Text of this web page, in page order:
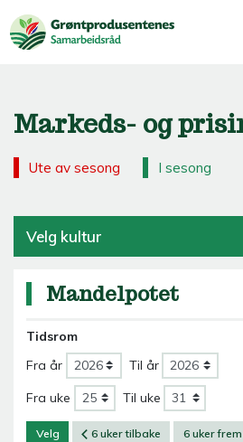
Markeds- og
Ute av sesong I sesong
Velg kultur
Mandelpotet
Tidsrom
Fra år
Til år
Fra uke Til uke
Velg 6 uker tilbake 6 uker frem